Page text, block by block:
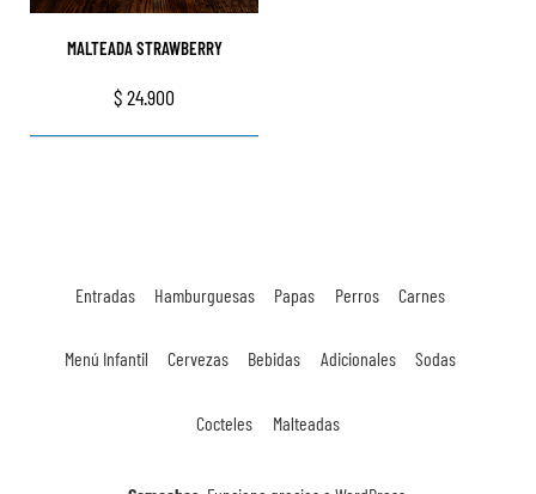
MALTEADA STRAWBERRY
$24.900
Entradas Hamburguesas Papas Perros Carnes
Menú Infantil Cervezas Bebidas Adicionales Sodas
Cocteles Malteadas